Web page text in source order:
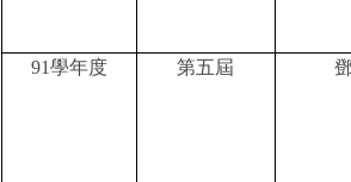
91學年度 第五屆